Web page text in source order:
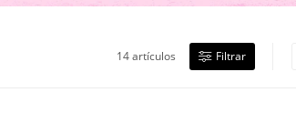
14 artículos